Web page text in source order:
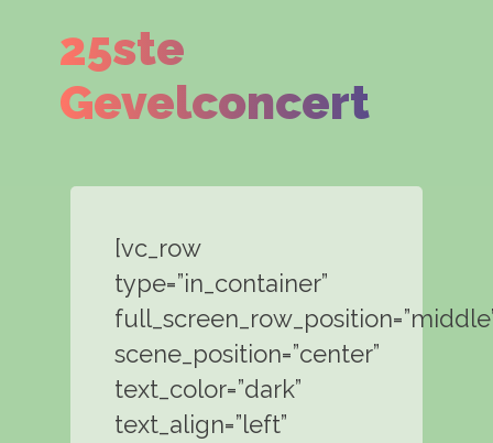
25ste
Gevelconcert
[vc_row
type=”in_container”
scene_position=”center”
text_color=”dark”
text_align=”left”